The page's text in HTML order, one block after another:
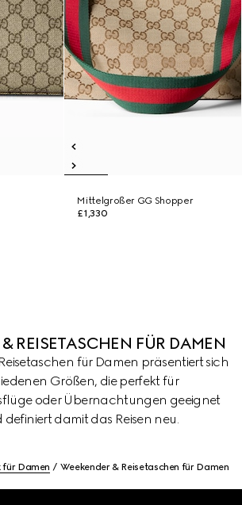
Mittelgroßer GG Shopper
£1,330
REISETASCHEN FÜR DAMEN
für Damen präsentiert sich
Größen, die perfekt für
oder Übernachtungen geeignet
definiert damit das Reisen neu.
Damen Weekender & Reisetaschen für Damen